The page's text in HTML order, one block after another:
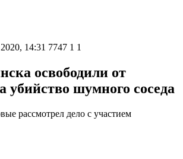
14:31 7747 1 1
освободили от
убийство шумного соседа
рассмотрел дело с участием